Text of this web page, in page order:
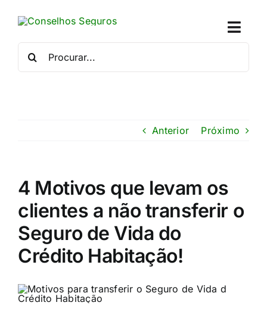
content
por:
Anterior Próximo
4 Motivos que levam os
clientes a não transferir o
Seguro de Vida do
Crédito Habitação!